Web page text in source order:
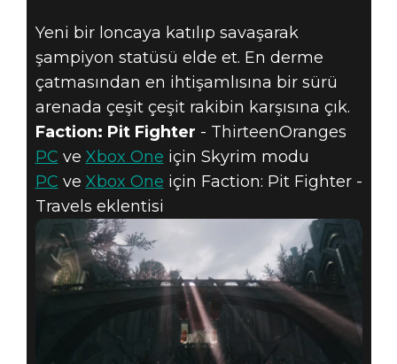
Yeni bir loncaya katılıp savaşarak
şampiyon statüsü elde et. En derme
çatmasından en ihtişamlısına bir sürü
arenada çeşit çeşit rakibin karşısına çık.
Faction: Pit Fighter - ThirteenOranges
PC ve Xbox One için Skyrim modu
PC ve Xbox One için Faction: Pit Fighter -
Travels eklentisi